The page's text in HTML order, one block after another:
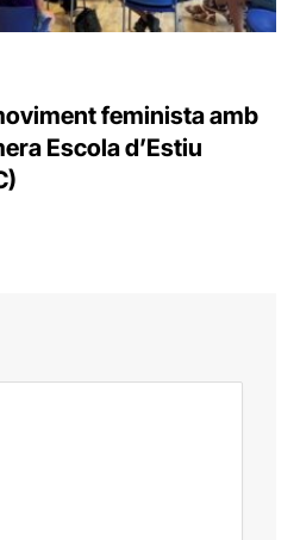
feminista amb
Escola d’Estiu